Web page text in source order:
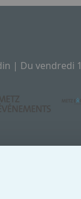
| Du vendredi